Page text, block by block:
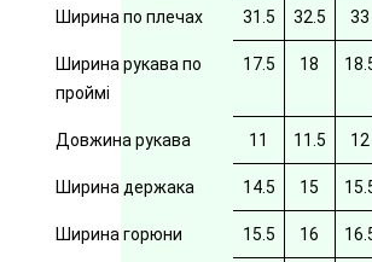
Ширина по плечах 31.5 32.5 33
Ширина рукава по
проймі
17.5 18
Довжина рукава 11 11.5 12
Ширина держака 14.5 15
Ширина горюни 15.5 16